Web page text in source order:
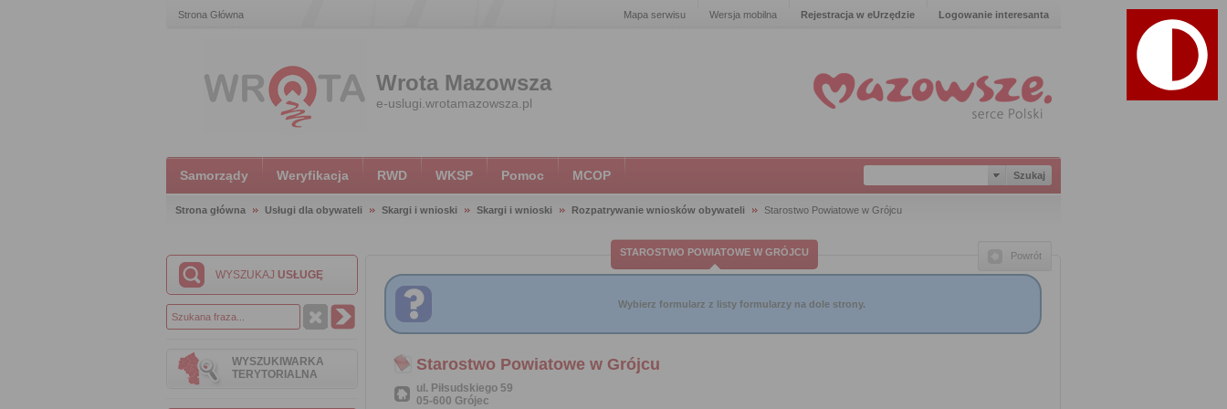
Strona Główna Mapa serwisu Wersja mobilna Rejestracja w eUrzędzie Logowanie interesanta
Wrota Mazowsza
e-uslugi.wrotamazowsza.pl
Samorządy Weryfikacja RWD WKSP Pomoc MCOP
Strona główna Usługi dla obywateli Skargi i wnioski Skargi i wnioski Rozpatrywanie wniosków obywateli Starostwo Powiatowe w Grójcu
WYSZUKAJ USŁUGĘ
WYSZUKIWARKA
TERYTORIALNA
STAROSTWO POWIATOWE W GRÓJCU Powrót
Wybierz formularz z listy formularzy na dole strony.
Starostwo Powiatowe w Grójcu
ul. Piłsudskiego 59
05-600 Grójec